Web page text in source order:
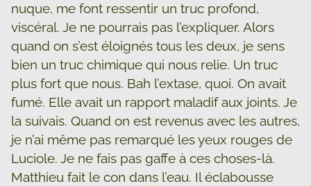
nuque, me font ressentir un truc profond,
viscéral. Je ne pourrais pas l’expliquer. Alors
quand on s’est éloignés tous les deux, je sens
bien un truc chimique qui nous relie. Un truc
plus fort que nous. Bah l’extase, quoi. On avait
fumé. Elle avait un rapport maladif aux joints. Je
la suivais. Quand on est revenus avec les autres,
je n’ai même pas remarqué les yeux rouges de
Luciole. Je ne fais pas gaffe à ces choses-là.
Matthieu fait le con dans l’eau. Il éclabousse